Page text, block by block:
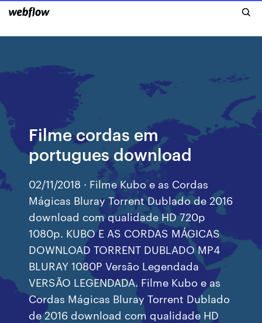
Filme cordas em
portugues download
02/11/2018 · Filme Kubo e as Cordas
Mágicas Bluray Torrent Dublado de 2016
download com qualidade HD 720p
1080p. KUBO E AS CORDAS MÁGICAS
DOWNLOAD TORRENT DUBLADO MP4
BLURAY 1080P Versão Legendada
VERSÃO LEGENDADA. Filme Kubo e as
Cordas Mágicas Bluray Torrent Dublado
de 2016 download com qualidade HD